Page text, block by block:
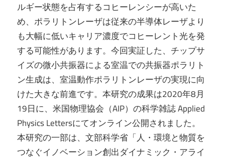
ルギー状態を占有するコヒーレンシーが高いた
め、ポラリトンレーザは従来の半導体レーザより
も大幅に低いキャリア濃度でコヒーレント光を発
する可能性があります。今回実証した、チップサ
イズの微小共振器による室温での共振器ポラリト
ン生成は、室温動作ポラリトンレーザの実現に向
けた大きな前進です。本研究の成果は2020年8月
19日に、米国物理協会（AIP）の科学雑誌 Applied
Physics Lettersにてオンライン公開されました。
本研究の一部は、文部科学省「人・環境と物質を
つなぐイノベーション創出ダイナミック・アライ